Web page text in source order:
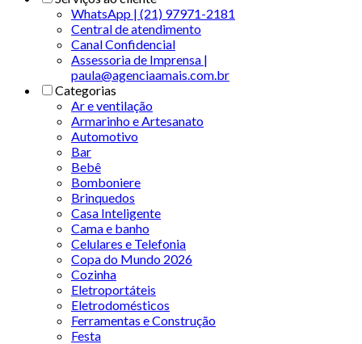
WhatsApp | (21) 97971-2181
Central de atendimento
Canal Confidencial
Assessoria de Imprensa |
paula@agenciaamais.com.br
Categorias
Ar e ventilação
Armarinho e Artesanato
Automotivo
Bar
Bebê
Bomboniere
Brinquedos
Casa Inteligente
Cama e banho
Celulares e Telefonia
Copa do Mundo 2026
Cozinha
Eletroportáteis
Eletrodomésticos
Ferramentas e Construção
Festa